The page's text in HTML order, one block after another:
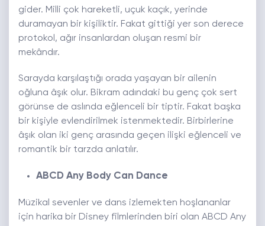
gider. Milli çok hareketli, uçuk kaçık, yerinde
duramayan bir kişiliktir. Fakat gittiği yer son derece
protokol, ağır insanlardan oluşan resmi bir
mekândır.
Sarayda karşılaştığı orada yaşayan bir ailenin
oğluna âşık olur. Bikram adındaki bu genç çok sert
görünse de aslında eğlenceli bir tiptir. Fakat başka
bir kişiyle evlendirilmek istenmektedir. Birbirlerine
âşık olan iki genç arasında geçen ilişki eğlenceli ve
romantik bir tarzda anlatılır.
ABCD Any Body Can Dance
Müzikal sevenler ve dans izlemekten hoşlananlar
için harika bir Disney filmlerinden biri olan ABCD Any